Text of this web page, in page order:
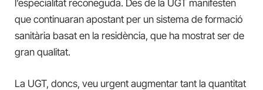
l’especialitat reconeguda. Des de la UGT manifesten
que continuaran apostant per un sistema de formació
sanitària basat en la residència, que ha mostrat ser de
gran qualitat.
La UGT, doncs, veu urgent augmentar tant la quantitat